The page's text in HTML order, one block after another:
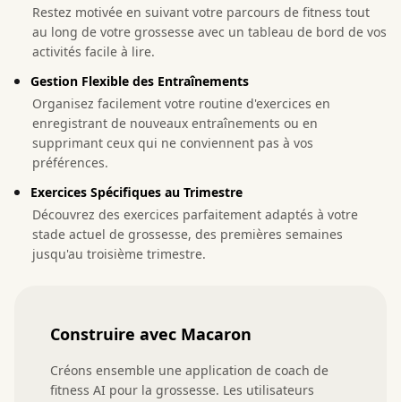
Restez motivée en suivant votre parcours de fitness tout
au long de votre grossesse avec un tableau de bord de vos
activités facile à lire.
Gestion Flexible des Entraînements
Organisez facilement votre routine d'exercices en
enregistrant de nouveaux entraînements ou en
supprimant ceux qui ne conviennent pas à vos
préférences.
Exercices Spécifiques au Trimestre
Découvrez des exercices parfaitement adaptés à votre
stade actuel de grossesse, des premières semaines
jusqu'au troisième trimestre.
Construire avec Macaron
Créons ensemble une application de coach de
fitness AI pour la grossesse. Les utilisateurs